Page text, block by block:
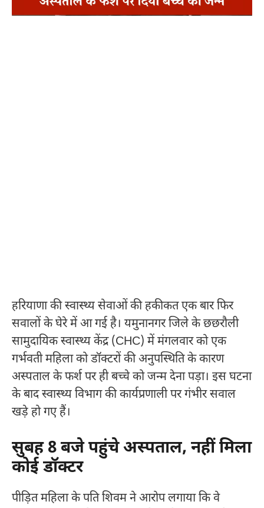
हरियाणा की स्वास्थ्य सेवाओं की हकीकत एक बार फिर
सवालों के घेरे में आ गई है। यमुनानगर जिले के छछरौली
सामुदायिक स्वास्थ्य केंद्र (CHC) में मंगलवार को एक
गर्भवती महिला को डॉक्टरों की अनुपस्थिति के कारण
अस्पताल के फर्श पर ही बच्चे को जन्म देना पड़ा। इस घटना
के बाद स्वास्थ्य विभाग की कार्यप्रणाली पर गंभीर सवाल
खड़े हो गए हैं।
सुबह 8 बजे पहुंचे अस्पताल, नहीं मिला
कोई डॉक्टर
पीड़ित महिला के पति शिवम ने आरोप लगाया कि वे